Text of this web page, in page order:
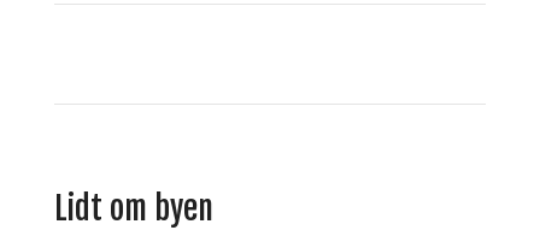
Lidt om byen